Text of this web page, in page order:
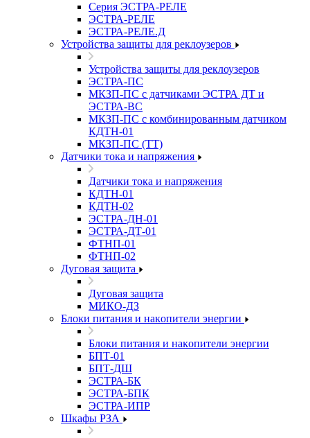
Серия ЭСТРА-РЕЛЕ
ЭСТРА-РЕЛЕ
ЭСТРА-РЕЛЕ.Д
Устройства защиты для реклоузеров
Устройства защиты для реклоузеров
ЭСТРА-ПС
МКЗП-ПС с датчиками ЭСТРА ДТ и
ЭСТРА-ВС
МКЗП-ПС с комбинированным датчиком
КДТН-01
МКЗП-ПС (ТТ)
Датчики тока и напряжения
Датчики тока и напряжения
КДТН-01
КДТН-02
ЭСТРА-ДН-01
ЭСТРА-ДТ-01
ФТНП-01
ФТНП-02
Дуговая защита
Дуговая защита
МИКО-ДЗ
Блоĸи питания и наĸопители энергии
Блоĸи питания и наĸопители энергии
БПТ-01
БПТ-ДШ
ЭСТРА-БК
ЭСТРА-БПК
ЭСТРА-ИПР
Шкафы РЗА